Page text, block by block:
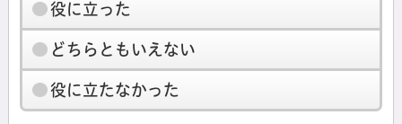
役に立った
どちらともいえない
役に立たなかった